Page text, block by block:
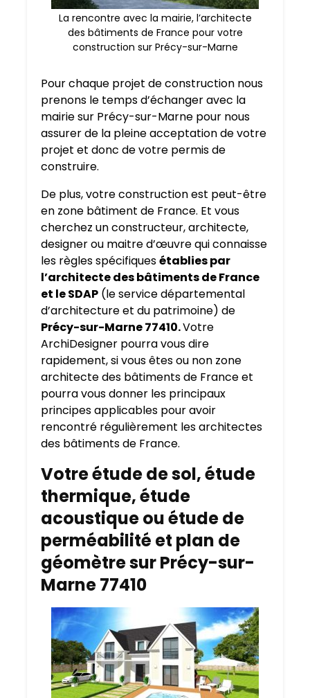
La rencontre avec la mairie, l’architecte
des bâtiments de France pour votre
construction sur Précy-sur-Marne
Pour chaque projet de construction nous
prenons le temps d’échanger avec la
mairie sur Précy-sur-Marne pour nous
assurer de la pleine acceptation de votre
projet et donc de votre permis de
construire.
De plus, votre construction est peut-être
en zone bâtiment de France. Et vous
cherchez un constructeur, architecte,
designer ou maitre d’œuvre qui connaisse
les règles spécifiquesétablies par
l’architecte des bâtiments de France
et le SDAP (le service départemental
d’architecture et du patrimoine) de
Précy-sur-Marne 77410.Votre
ArchiDesigner pourra vous dire
rapidement, si vous êtes ou non zone
architecte des bâtiments de France et
pourra vous donner les principaux
principes applicables pour avoir
rencontré régulièrement les architectes
des bâtiments de France.
Votre étude de sol, étude
thermique, étude
acoustique ou étude de
perméabilité et plan de
géomètre sur Précy-sur-
Marne 77410